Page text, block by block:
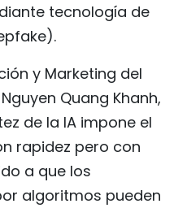
tecnología de
y Marketing del
Quang Khanh,
de la IA impone el
rapidez pero con
a que los
algoritmos pueden